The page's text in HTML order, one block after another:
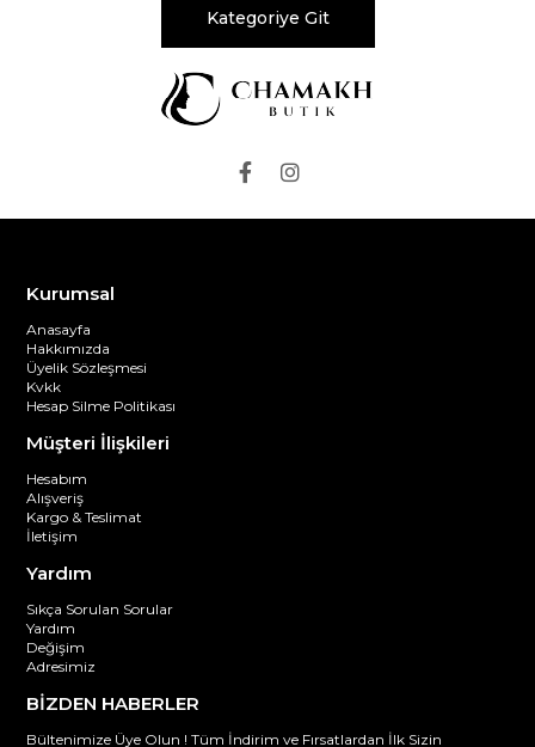
Kategoriye Git
Kurumsal
Anasayfa
Hakkımızda
Üyelik Sözleşmesi
Kvkk
Hesap Silme Politikası
Müşteri İlişkileri
Hesabım
Alışveriş
Kargo & Teslimat
İletişim
Yardım
Sıkça Sorulan Sorular
Yardım
Değişim
Adresimiz
BİZDEN HABERLER
Bültenimize Üye Olun ! Tüm İndirim ve Fırsatlardan İlk Sizin